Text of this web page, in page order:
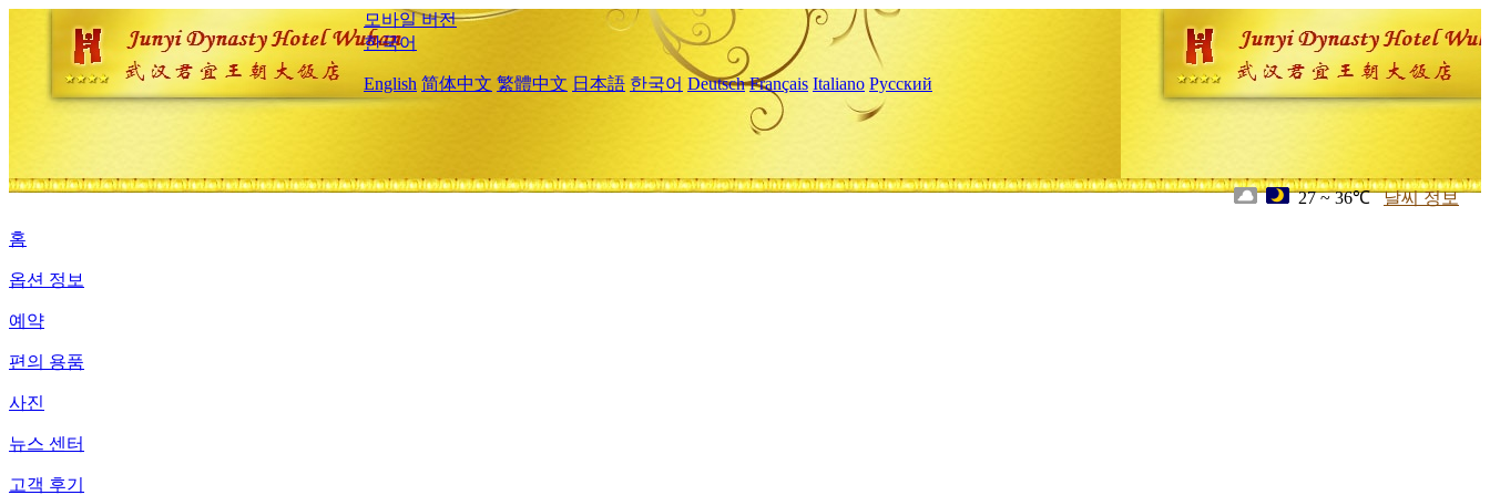
모바일 버전
한국어
English 简体中文 繁體中文 日本語 한국어 Deutsch Français Italiano Русский
27 ~ 36℃ 날씨 정보
홈
옵션 정보
예약
편의 용품
사진
뉴스 센터
고객 후기